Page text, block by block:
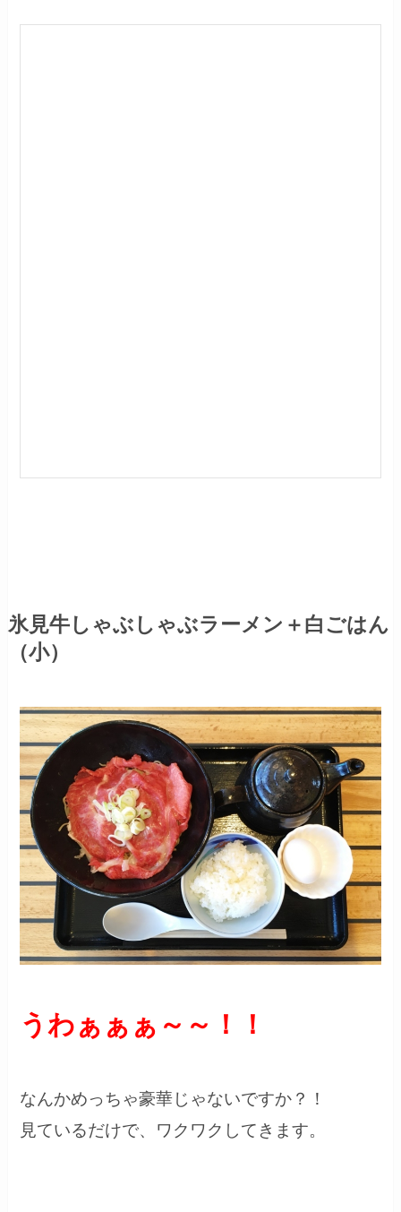
氷見牛しゃぶしゃぶラーメン＋白ごはん
（小）
うわぁぁぁ～～！！
なんかめっちゃ豪華じゃないですか？！
見ているだけで、ワクワクしてきます。